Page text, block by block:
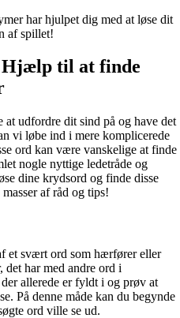
har hjulpet dig med at løse dit
af spillet!
Hjælp til at finde
at udfordre dit sind på og have det
vi løbe ind i mere komplicerede
ord kan være vanskelige at finde
nogle nyttige ledetråde og
dine krydsord og finde disse
af råd og tips!
et svært ord som hærfører eller
det har med andre ord i
allerede er fyldt i og prøv at
På denne måde kan du begynde
ord ville se ud.